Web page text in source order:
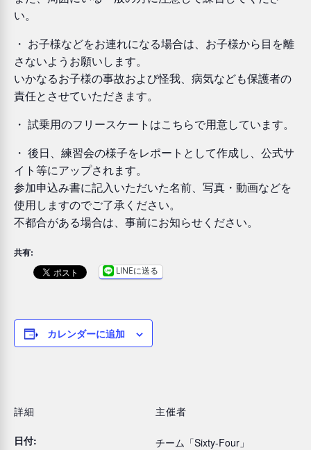
い。
・ お子様などをお連れになる場合は、お子様から目を離
さないようお願いします。
いかなるお子様の事故および怪我、病気なども保護者の
責任とさせていただきます。
・ 試乗用のフリースケートはこちらで用意しています。
・ 後日、練習会の様子をレポートとして作成し、公式サ
イト等にアップされます。
参加申込み書に記入いただいた名前、写真・動画などを
使用しますのでご了承ください。
不都合がある場合は、事前にお知らせください。
共有:
LINEに送る
カレンダーに追加
詳細
日付:
主催者
チーム「Sixty-Four」